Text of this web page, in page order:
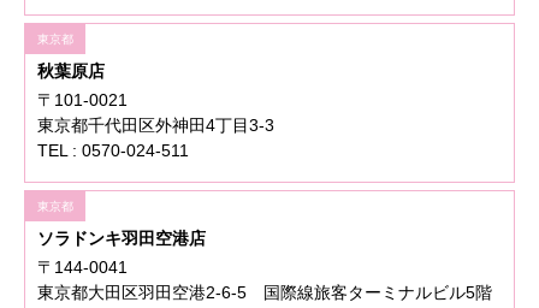
東京都
秋葉原店
〒101-0021
東京都千代田区外神田4丁目3-3
TEL : 0570-024-511
東京都
ソラドンキ羽田空港店
〒144-0041
東京都大田区羽田空港2-6-5 国際線旅客ターミナルビル5階